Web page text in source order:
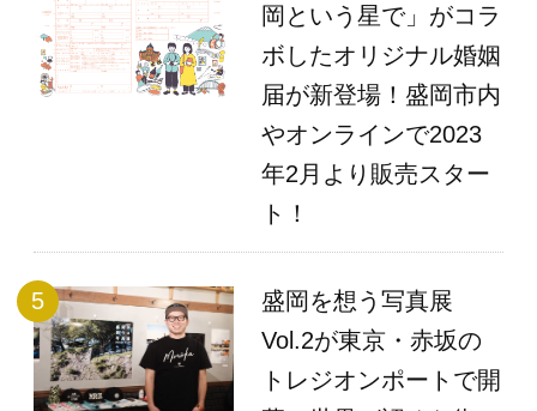
岡という星で」がコラ
ボしたオリジナル婚姻
届が新登場！盛岡市内
やオンラインで2023
年2月より販売スター
ト！
盛岡を想う写真展
Vol.2が東京・赤坂の
トレジオンポートで開